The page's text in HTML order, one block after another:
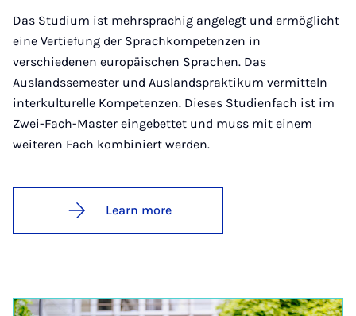
Das Studium ist mehrsprachig angelegt und ermöglicht
eine Vertiefung der Sprachkompetenzen in
verschiedenen europäischen Sprachen. Das
Auslandssemester und Auslandspraktikum vermitteln
interkulturelle Kompetenzen. Dieses Studienfach ist im
Zwei-Fach-Master eingebettet und muss mit einem
weiteren Fach kombiniert werden.
Learn more